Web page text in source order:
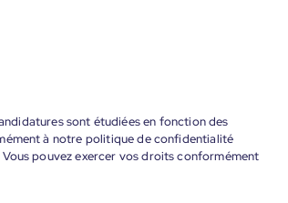
sont étudiées en fonction des
à notre politique de confidentialité
pouvez exercer vos droits conformément